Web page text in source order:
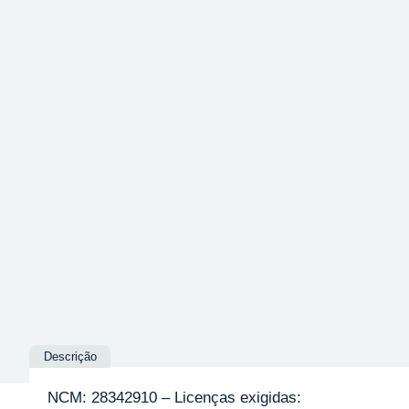
Descrição
NCM: 28342910 – Licenças exigidas: